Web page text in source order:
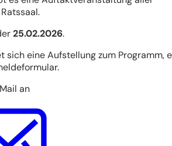
25.02.2026.
sich eine Aufstellung zum Programm,
an